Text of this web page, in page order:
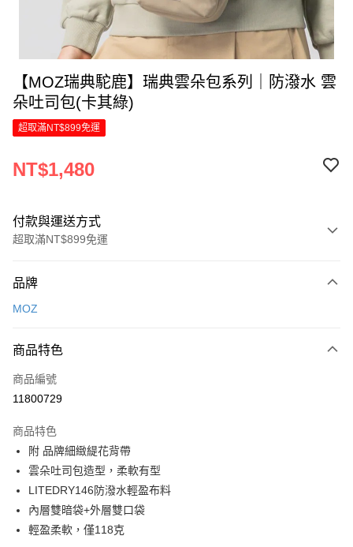
【MOZ瑞典駝鹿】瑞典雲朵包系列｜防潑水 雲
朵吐司包(卡其綠)
超取滿NT$899免運
NT$1,480
付款與運送方式
超取滿NT$899免運
信用卡一次付款
Apple Pay
街口支付
Google Pay
全盈+PAY
大哥付你分期
相關說明
【大哥付你分期使用說明】
品牌
MOZ
商品特色
商品編號
11800729
商品特色
附 品牌細緻緹花背帶
雲朵吐司包造型，柔軟有型
LITEDRY146防潑水輕盈布料
內層雙暗袋+外層雙口袋
輕盈柔軟，僅118克